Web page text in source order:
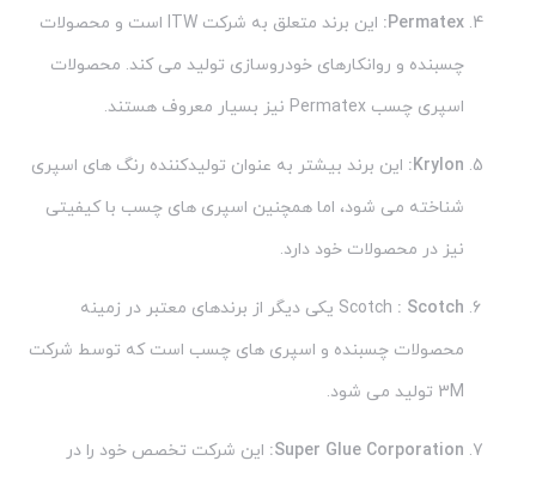
Permatex:
این برند متعلق به شرکت ITW است و محصولات
چسبنده و روانکارهای خودروسازی تولید می کند. محصولات
اسپری چسب Permatex نیز بسیار معروف هستند.
Krylon: این برند بیشتر به عنوان تولیدکننده رنگ های اسپری
شناخته می شود، اما همچنین اسپری های چسب با کیفیتی
نیز در محصولات خود دارد.
Scotch : Scotch
یکی دیگر از برندهای معتبر در زمینه
محصولات چسبنده و اسپری های چسب است که توسط شرکت
3M تولید می شود.
Super Glue Corporation: این شرکت تخصص خود را در